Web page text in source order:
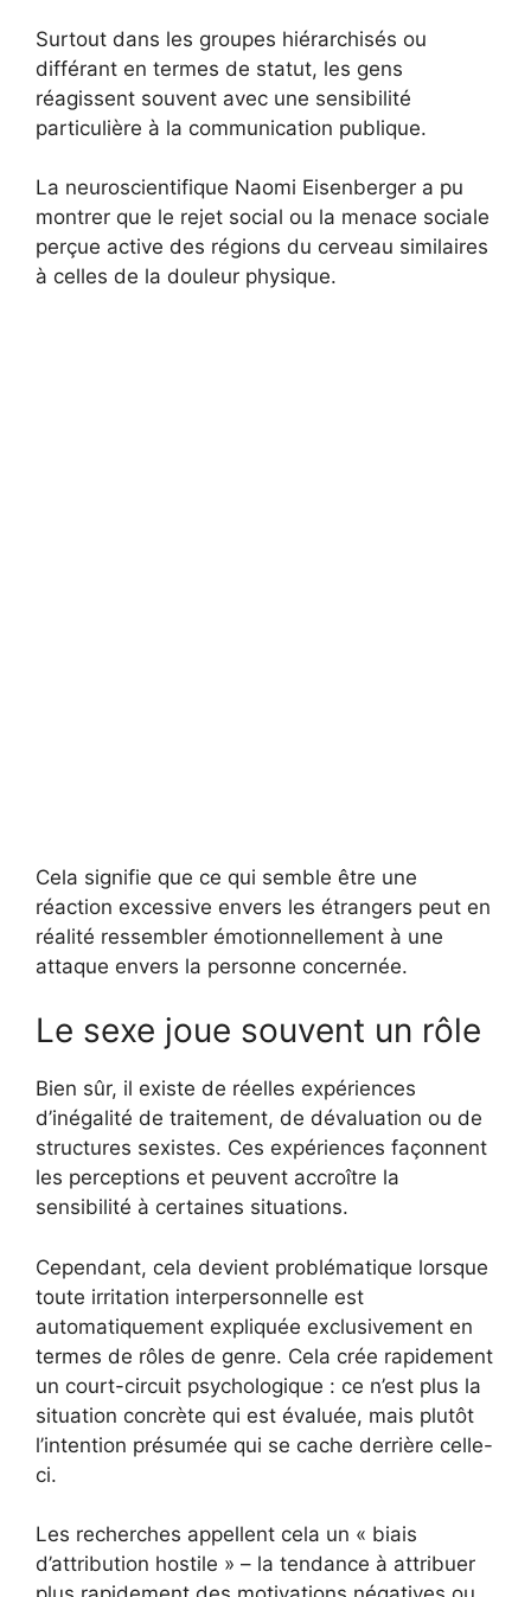
Surtout dans les groupes hiérarchisés ou
différant en termes de statut, les gens
réagissent souvent avec une sensibilité
particulière à la communication publique.
La neuroscientifique Naomi Eisenberger a pu
montrer que le rejet social ou la menace sociale
perçue active des régions du cerveau similaires
à celles de la douleur physique.
Cela signifie que ce qui semble être une
réaction excessive envers les étrangers peut en
réalité ressembler émotionnellement à une
attaque envers la personne concernée.
Le sexe joue souvent un rôle
Bien sûr, il existe de réelles expériences
d’inégalité de traitement, de dévaluation ou de
structures sexistes. Ces expériences façonnent
les perceptions et peuvent accroître la
sensibilité à certaines situations.
Cependant, cela devient problématique lorsque
toute irritation interpersonnelle est
automatiquement expliquée exclusivement en
termes de rôles de genre. Cela crée rapidement
un court-circuit psychologique : ce n’est plus la
situation concrète qui est évaluée, mais plutôt
l’intention présumée qui se cache derrière celle-
ci.
Les recherches appellent cela un « biais
d’attribution hostile » – la tendance à attribuer